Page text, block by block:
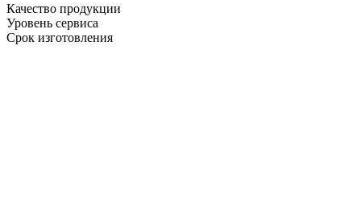
Качество продукции
Уровень сервиса
Срок изготовления